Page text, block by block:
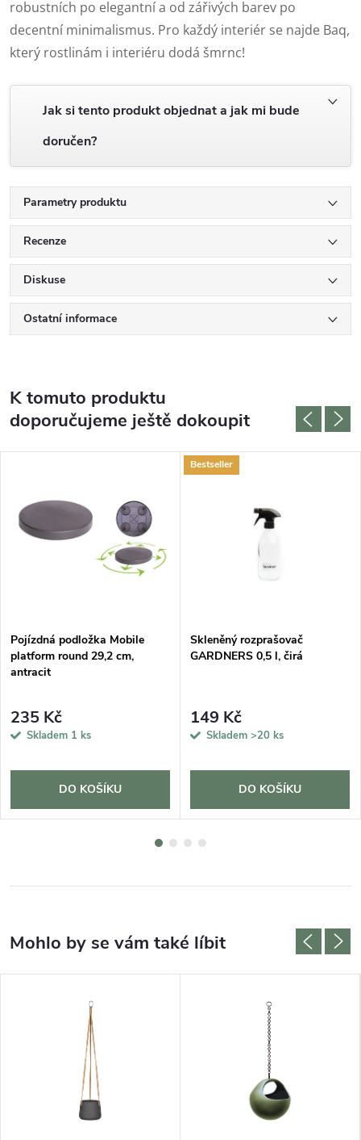
robustních po elegantní a od zářivých barev po
decentní minimalismus. Pro každý interiér se najde Baq,
který rostlinám i interiéru dodá šmrnc!
Jak si tento produkt objednat a jak mi bude
doručen?
Parametry produktu
Recenze
Diskuse
Ostatní informace
K tomuto produktu
doporučujeme ještě dokoupit
Pojízdná podložka Mobile
platform round 29,2 cm,
antracit
235 Kč
Skladem 1 ks
DO KOŠÍKU
Bestseller
Skleněný rozprašovač
GARDNERS 0,5 l, čirá
149 Kč
Skladem >20 ks
DO KOŠÍKU